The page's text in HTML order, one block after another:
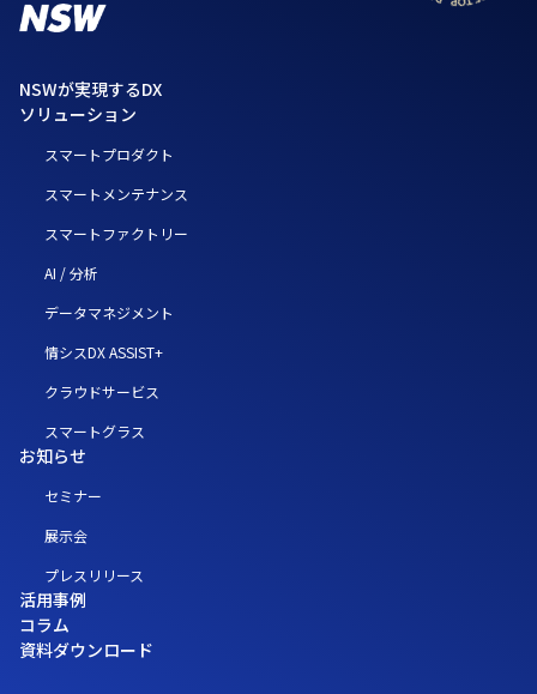
NSWが実現するDX
ソリューション
スマートプロダクト
スマートメンテナンス
スマートファクトリー
AI / 分析
データマネジメント
情シスDX ASSIST+
クラウドサービス
スマートグラス
お知らせ
セミナー
展示会
プレスリリース
活用事例
コラム
資料ダウンロード